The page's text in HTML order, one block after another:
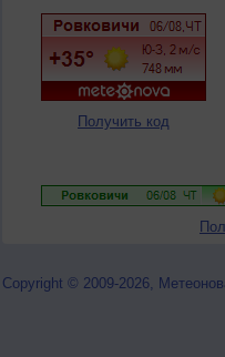
Получить код
Copyright © 2009-2026,